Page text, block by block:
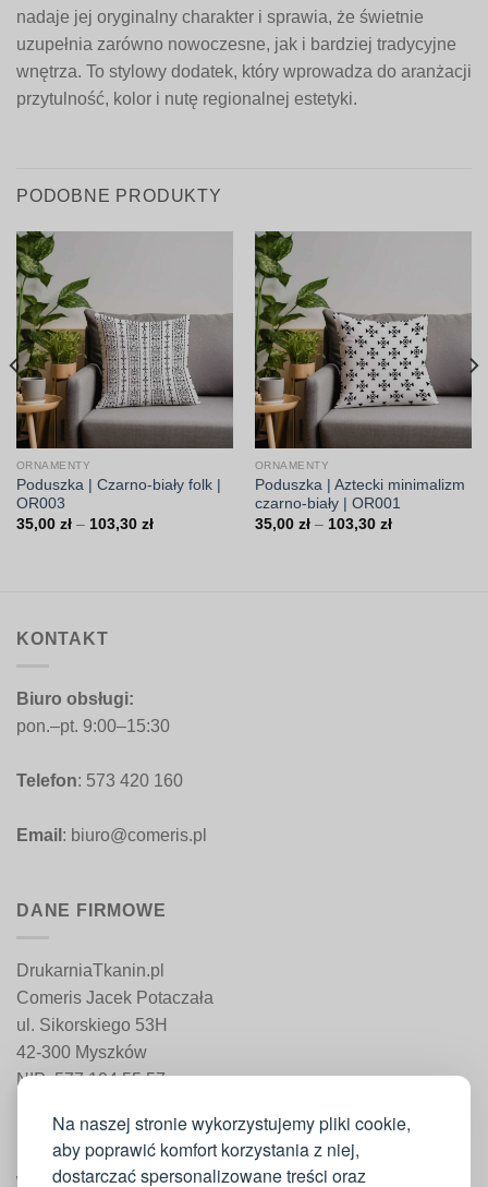
Na naszej stronie wykorzystujemy pliki cookie,
aby poprawić komfort korzystania z niej,
dostarczać spersonalizowane treści oraz
nadaje jej oryginalny charakter i sprawia, że świetnie
uzupełnia zarówno nowoczesne, jak i bardziej tradycyjne
wnętrza. To stylowy dodatek, który wprowadza do aranżacji
przytulność, kolor i nutę regionalnej estetyki.
PODOBNE PRODUKTY
ORNAMENTY
Poduszka | Czarno-biały folk |
OR003
35,00 zł – 103,30 złZakres
ORNAMENTY
Poduszka | Aztecki minimalizm
czarno-biały | OR001
35,00 zł – 103,30 złZakres
KONTAKT
Biuro obsługi:
pon.–pt. 9:00–15:30
Telefon: 573 420 160
Email : biuro@comeris.pl
DANE FIRMOWE
DrukarniaTkanin.pl
Comeris Jacek Potaczała
ul. Sikorskiego 53H
42-300 Myszków
NIP: 577 194 55 57
WAŻNE INFORMACJE